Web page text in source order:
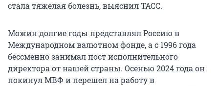
стала тяжелая болезнь, выяснил ТАСС.
Можин долгие годы представлял Россию в
Международном валютном фонде, а с 1996 года
бессменно занимал пост исполнительного
директора от нашей страны. Осенью 2024 года он
покинул МВФ и перешел на работу в